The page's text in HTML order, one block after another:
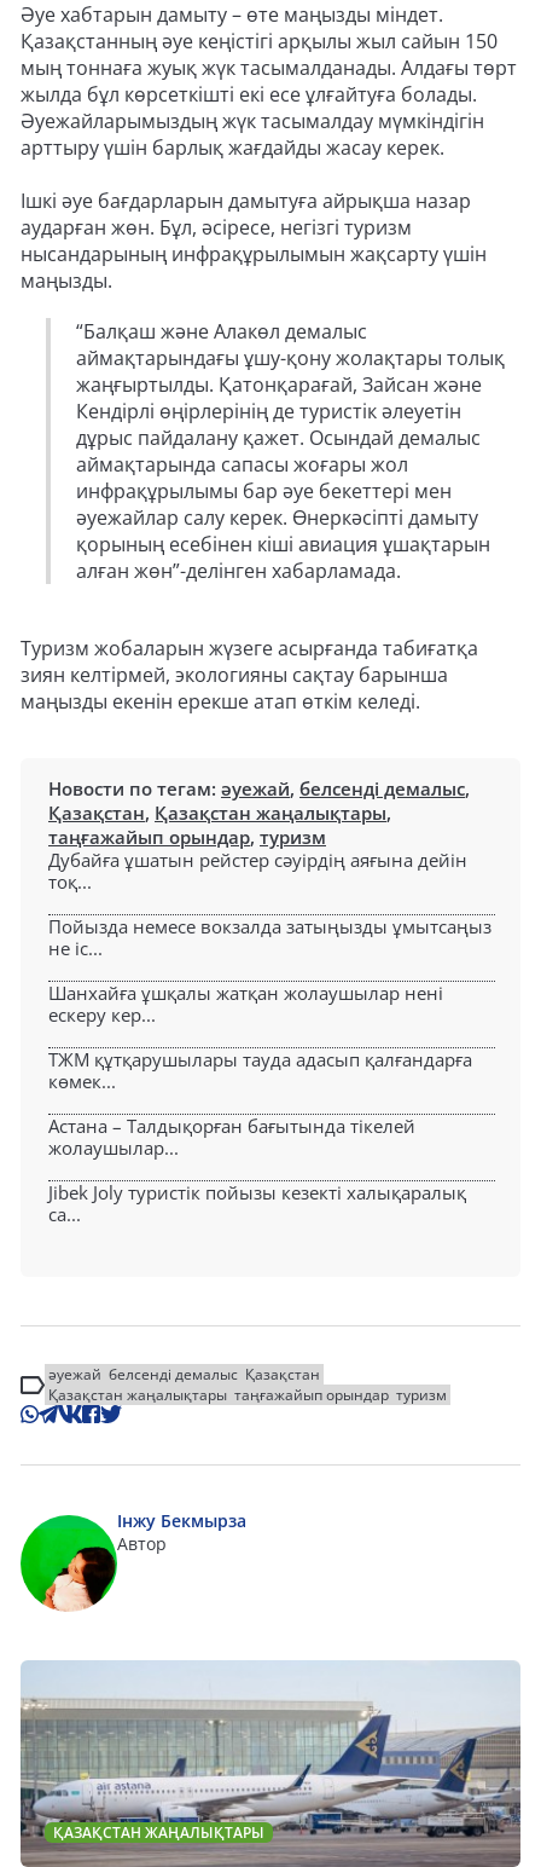
Әуе хабтарын дамыту – өте маңызды міндет.
Қазақстанның әуе кеңістігі арқылы жыл сайын 150
мың тоннаға жуық жүк тасымалданады. Алдағы төрт
жылда бұл көрсеткішті екі есе ұлғайтуға болады.
Әуежайларымыздың жүк тасымалдау мүмкіндігін
арттыру үшін барлық жағдайды жасау керек.
Ішкі әуе бағдарларын дамытуға айрықша назар
аударған жөн. Бұл, әсіресе, негізгі туризм
нысандарының инфрақұрылымын жақсарту үшін
маңызды.
“Балқаш және Алакөл демалыс
аймақтарындағы ұшу-қону жолақтары толық
жаңғыртылды. Қатонқарағай, Зайсан және
Кендірлі өңірлерінің де туристік әлеуетін
дұрыс пайдалану қажет. Осындай демалыс
аймақтарында сапасы жоғары жол
инфрақұрылымы бар әуе бекеттері мен
әуежайлар салу керек. Өнеркәсіпті дамыту
қорының есебінен кіші авиация ұшақтарын
алған жөн”-делінген хабарламада.
Туризм жобаларын жүзеге асырғанда табиғатқа
зиян келтірмей, экологияны сақтау барынша
маңызды екенін ерекше атап өткім келеді.
Новости по тегам: әуежай, белсенді демалыс,
Қазақстан, Қазақстан жаңалықтары,
таңғажайып орындар, туризм
Дубайға ұшатын рейстер сәуірдің аяғына дейін
тоқ...
Пойызда немесе вокзалда затыңызды ұмытсаңыз
не іс...
Шанхайға ұшқалы жатқан жолаушылар нені
ескеру кер...
ТЖМ құтқарушылары тауда адасып қалғандарға
көмек...
Астана – Талдықорған бағытында тікелей
жолаушылар...
Jibek Joly туристік пойызы кезекті халықаралық
са...
әуежай белсенді демалыс Қазақстан
Қазақстан жаңалықтары таңғажайып орындар туризм
Інжу Бекмырза
Автор
ҚАЗАҚСТАН ЖАҢАЛЫҚТАРЫ